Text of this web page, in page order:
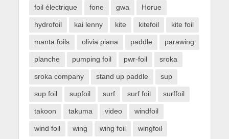
foil électrique fone gwa Horue
hydrofoil kai lenny kite kitefoil kite foil
manta foils olivia piana paddle parawing
planche pumping foil pwr-foil sroka
sroka company stand up paddle sup
sup foil supfoil surf surf foil surffoil
takoon takuma video windfoil
wind foil wing wing foil wingfoil